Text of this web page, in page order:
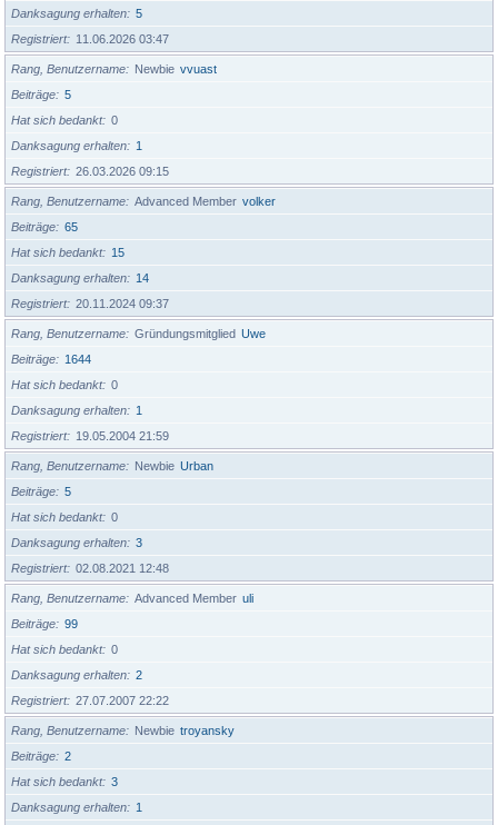
Danksagung erhalten
5
Registriert
11.06.2026 03:47
Rang, Benutzername Newbie vvuast
Beiträge
5
Hat sich bedankt
0
Danksagung erhalten
1
Registriert
26.03.2026 09:15
Rang, Benutzername Advanced Member volker
Beiträge
65
Hat sich bedankt
15
Danksagung erhalten
14
Registriert
20.11.2024 09:37
Rang, Benutzername Gründungsmitglied Uwe
Beiträge
1644
Hat sich bedankt
0
Danksagung erhalten
1
Registriert
19.05.2004 21:59
Rang, Benutzername Newbie Urban
Beiträge
5
Hat sich bedankt
0
Danksagung erhalten
3
Registriert
02.08.2021 12:48
Rang, Benutzername Advanced Member uli
Beiträge
99
Hat sich bedankt
0
Danksagung erhalten
2
Registriert
27.07.2007 22:22
Rang, Benutzername Newbie troyansky
Beiträge
2
Hat sich bedankt
3
Danksagung erhalten
1